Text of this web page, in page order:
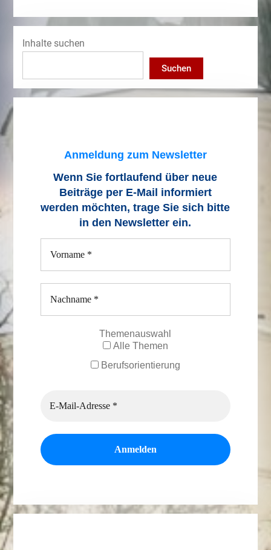
Inhalte suchen
Suchen
Anmeldung zum Newsletter
Wenn Sie fortlaufend über neue
Beiträge per E-Mail informiert
werden möchten, trage Sie sich bitte
in den Newsletter ein.
Themenauswahl
Alle Themen
Berufsorientierung